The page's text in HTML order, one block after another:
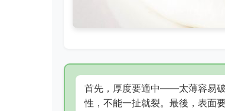
首先，厚度要適中——太薄容易
性，不能一扯就裂。最後，表面